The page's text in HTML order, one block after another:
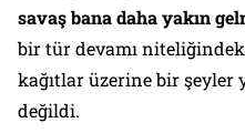
savaş bana daha yakın
bir tür devamı
kağıtlar üzerine bir
değildi.